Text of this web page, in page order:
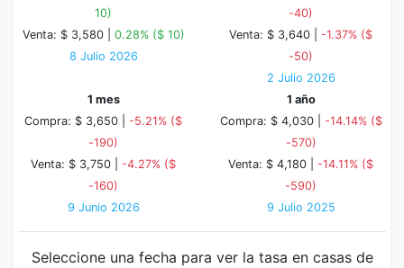
10)
Venta: $ 3,580 | 0.28% ($ 10)
8 Julio 2026
-40)
Venta: $ 3,640 | -1.37% ($
-50)
2 Julio 2026
1 mes
Compra: $ 3,650 | -5.21% ($
-190)
Venta: $ 3,750 | -4.27% ($
-160)
9 Junio 2026
1 año
Compra: $ 4,030 | -14.14% ($
-570)
Venta: $ 4,180 | -14.11% ($
-590)
9 Julio 2025
Seleccione una fecha para ver la tasa en casas de